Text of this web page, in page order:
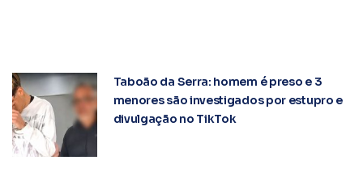
Taboão da Serra: homem é preso e 3
menores são investigados por estupro e
divulgação no TikTok